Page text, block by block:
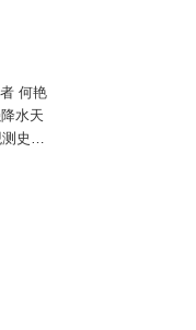
何艳
水天
史单
市降